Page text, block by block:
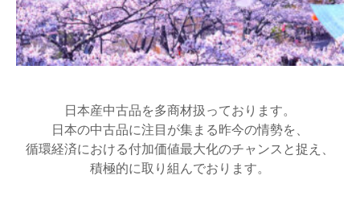
日本産中古品を多商材扱っております。
日本の中古品に注目が集まる昨今の情勢を、
循環経済における付加価値最大化のチャンスと捉え、
積極的に取り組んでおります。